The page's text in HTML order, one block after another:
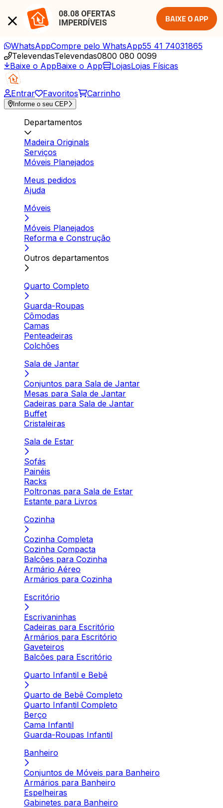
08.08 OFERTAS
IMPERDÍVEIS
BAIXE O APP
WhatsAppCompre pelo WhatsApp55 41 74031865
TelevendasTelevendas0800 080 0099
Baixe o AppBaixe o App LojasLojas Físicas
Entrar Favoritos Carrinho
Informe o seu CEP
Departamentos
Madeira Originals
Serviços
Móveis Planejados
Meus pedidos
Ajuda
Móveis
Móveis Planejados
Reforma e Construção
Outros departamentos
Quarto Completo
Guarda-Roupas
Cômodas
Camas
Penteadeiras
Colchões
Sala de Jantar
Conjuntos para Sala de Jantar
Mesas para Sala de Jantar
Cadeiras para Sala de Jantar
Buffet
Cristaleiras
Sala de Estar
Sofás
Painéis
Racks
Poltronas para Sala de Estar
Estante para Livros
Cozinha
Cozinha Completa
Cozinha Compacta
Balcões para Cozinha
Armário Aéreo
Armários para Cozinha
Escritório
Escrivaninhas
Cadeiras para Escritório
Armários para Escritório
Gaveteiros
Balcões para Escritório
Quarto Infantil e Bebê
Quarto de Bebê Completo
Quarto Infantil Completo
Berço
Cama Infantil
Guarda-Roupas Infantil
Banheiro
Conjuntos de Móveis para Banheiro
Armários para Banheiro
Espelheiras
Gabinetes para Banheiro